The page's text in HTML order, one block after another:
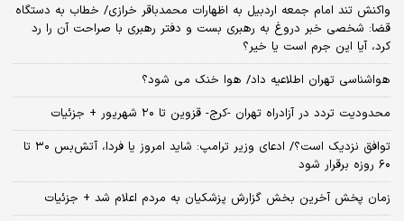
واکنش تند امام جمعه اردبیل به اظهارات محمدباقر خرازی/ خطاب به دستگاه
قضا: شخصی خبر دروغ به رهبری بست و دفتر رهبری با صراحت آن را رد
کرد، آیا این جرم است یا خیر؟
هواشناسی تهران اطلاعیه داد/ هوا خنک می شود؟
محدودیت تردد در آزادراه تهران -کرج- قزوین تا ۲۰ شهریور + جزئیات
توافق نزدیک است؟/ ادعای وزیر ترامپ: شاید امروز یا فردا، آتش‌بس ۳۰ تا
۶۰ روزه برقرار شود
زمان پخش آخرین بخش گزارش پزشکیان به مردم اعلام شد + جزئیات